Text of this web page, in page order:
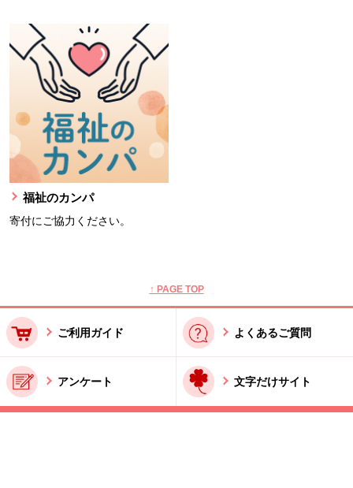
福祉のカンパ
寄付にご協力ください。
↑ PAGE TOP
ご利用ガイド よくあるご質問
アンケート 文字だけサイト